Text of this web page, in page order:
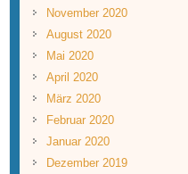
November 2020
August 2020
Mai 2020
April 2020
März 2020
Februar 2020
Januar 2020
Dezember 2019